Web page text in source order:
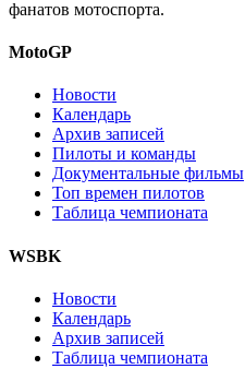
фанатов мотоспорта.
MotoGP
Новости
Календарь
Архив записей
Пилоты и команды
Документальные фильмы
Топ времен пилотов
Таблица чемпионата
WSBK
Новости
Календарь
Архив записей
Таблица чемпионата